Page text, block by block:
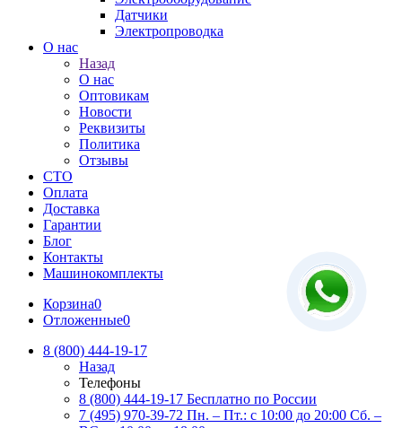
Датчики
Электропроводка
О нас
Назад
О нас
Оптовикам
Новости
Реквизиты
Политика
Отзывы
СТО
Оплата
Доставка
Гарантии
Блог
Контакты
Машинокомплекты
Корзина0
Отложенные0
8 (800) 444-19-17
Назад
Телефоны
8 (800) 444-19-17 Бесплатно по России
7 (495) 970-39-72 Пн. – Пт.: с 10:00 до 20:00 Сб. –